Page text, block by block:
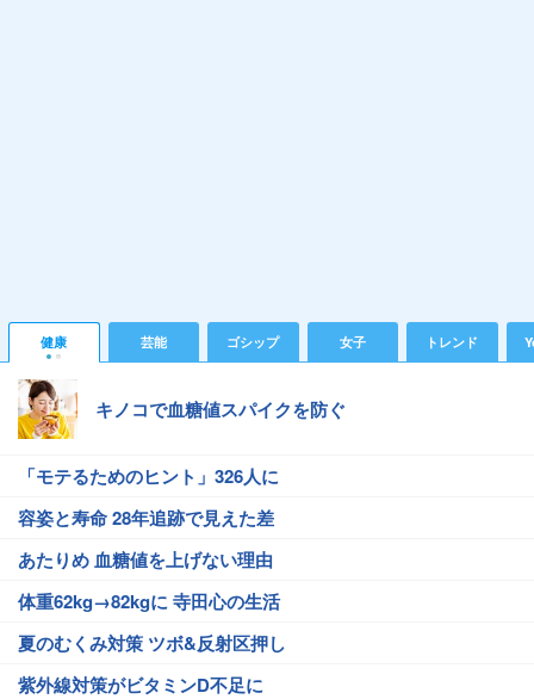
健康 芸能 ゴシップ 女子 トレンド
キノコで血糖値スパイクを防ぐ
「モテるためのヒント」326人に
容姿と寿命 28年追跡で見えた差
あたりめ 血糖値を上げない理由
体重62kg→82kgに 寺田心の生活
夏のむくみ対策 ツボ&反射区押し
紫外線対策がビタミンD不足に